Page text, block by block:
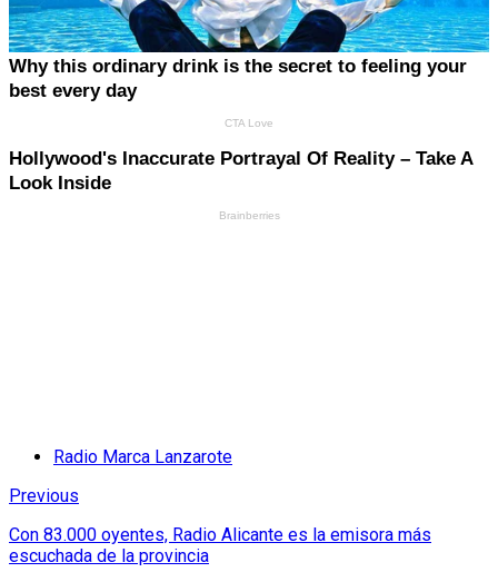
Radio Marca Lanzarote
Previous
Con 83.000 oyentes, Radio Alicante es la emisora más
escuchada de la provincia